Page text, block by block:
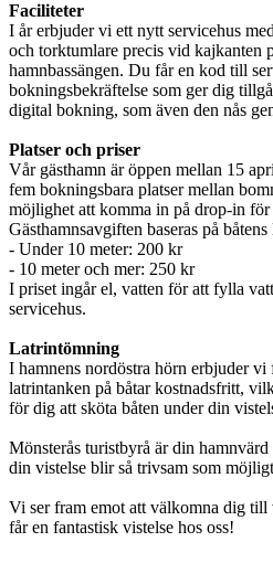
Faciliteter
I år erbjuder vi ett nytt servicehus
och torktumlare precis vid kajkanten
hamnbassängen. Du får en kod till
bokningsbekräftelse som ger dig
digital bokning, som även den nås
Platser och priser
Vår gästhamn är öppen mellan 15
fem bokningsbara platser mellan
möjlighet att komma in på drop-in för
Gästhamnsavgiften baseras på
- Under 10 meter: 200 kr
- 10 meter och mer: 250 kr
I priset ingår el, vatten för att fylla
servicehus.
Latrintömning
I hamnens nordöstra hörn erbjuder
latrintanken på båtar kostnadsfritt,
för dig att sköta båten under din
Mönsterås turistbyrå är din
din vistelse blir så trivsam som
Vi ser fram emot att välkomna dig till
får en fantastisk vistelse hos oss!